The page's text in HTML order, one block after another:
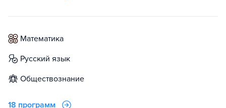
математика
русский язык
обществознание
18 программ